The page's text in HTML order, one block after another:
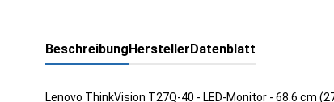
BeschreibungHerstellerDatenblatt
Lenovo ThinkVision T27Q-40 - LED-Monitor - 68.6 cm